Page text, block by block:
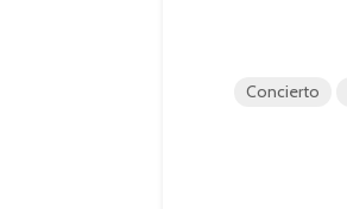
Concierto